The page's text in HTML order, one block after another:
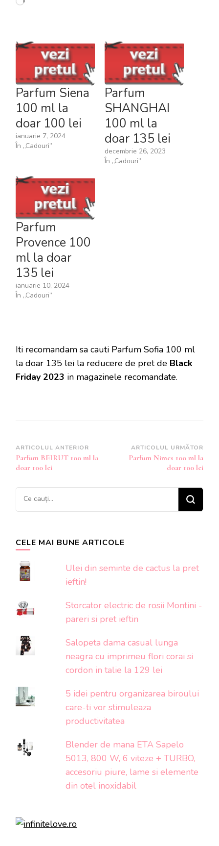
Parfum Siena
100 ml la
doar 100 lei
ianuarie 7, 2024
În „Cadouri”
Parfum
SHANGHAI
100 ml la
doar 135 lei
decembrie 26, 2023
În „Cadouri”
Parfum
Provence 100
ml la doar
135 lei
ianuarie 10, 2024
În „Cadouri”
Iti recomandam sa cauti Parfum Sofia 100 ml
la doar 135 lei la reducere de pret de Black
Friday 2023 in magazinele recomandate.
Navigare
în
ARTICOLUL ANTERIOR
Parfum BEIRUT 100 ml la
doar 100 lei
ARTICOLUL URMĂTOR
Parfum Nimes 100 ml la
doar 100 lei
Cauți
ceva?
CELE MAI BUNE ARTICOLE
Ulei din seminte de cactus la pret
ieftin!
Storcator electric de rosii Montini -
pareri si pret ieftin
Salopeta dama casual lunga
neagra cu imprimeu flori corai si
cordon in talie la 129 lei
5 idei pentru organizarea biroului
care-ti vor stimuleaza
productivitatea
Blender de mana ETA Sapelo
5013, 800 W, 6 viteze + TURBO,
accesoriu piure, lame si elemente
din otel inoxidabil